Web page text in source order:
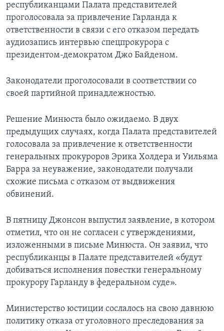
республиканцами Палата представителей
проголосовала за привлечение Гарланда к
ответственности в связи с его отказом передать
аудиозапись интервью спецпрокурора с
президентом-демократом Джо Байденом.
Законодатели проголосовали в соответствии со
своей партийной принадлежностью.
Решение Минюста было ожидаемо. В двух
предыдущих случаях, когда Палата представителей
голосовала за привлечение к ответственности
генеральных прокуроров Эрика Холдера и Уильяма
Барра за неуважение, законодатели получали
схожие письма с отказом от выдвижения
обвинений.
В пятницу Джонсон выпустил заявление, в котором
отметил, что он не согласен с утверждениями,
изложенными в письме Минюста. Он заявил, что
республиканцы в Палате представителей «будут
добиваться исполнения повестки генеральному
прокурору Гарланду в федеральном суде».
Министерство юстиции сослалось на свою давнюю
политику отказа от уголовного преследования за